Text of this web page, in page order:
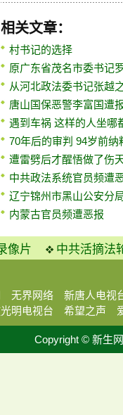
相关文章：
村书记的选择
原广东省茂名市委书记
从河北政法委书记张越
唐山国保恶警李富国遭
遇到车祸 这样的人坐哪
70年后的审判 94岁前纳
遭雷劈后才醒悟做了伤
中共政法系统官员频遭
辽宁锦州市黑山公安分
内蒙古官员频遭恶报
像片 中共活摘法
无界网络
新唐人电视
明电视台 希望之声
Copyright © 新生